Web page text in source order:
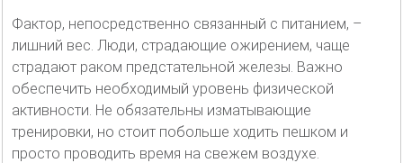
Фактор, непосредственно связанный с питанием, –
лишний вес. Люди, страдающие ожирением, чаще
страдают раком предстательной железы. Важно
обеспечить необходимый уровень физической
активности. Не обязательны изматывающие
тренировки, но стоит побольше ходить пешком и
просто проводить время на свежем воздухе.